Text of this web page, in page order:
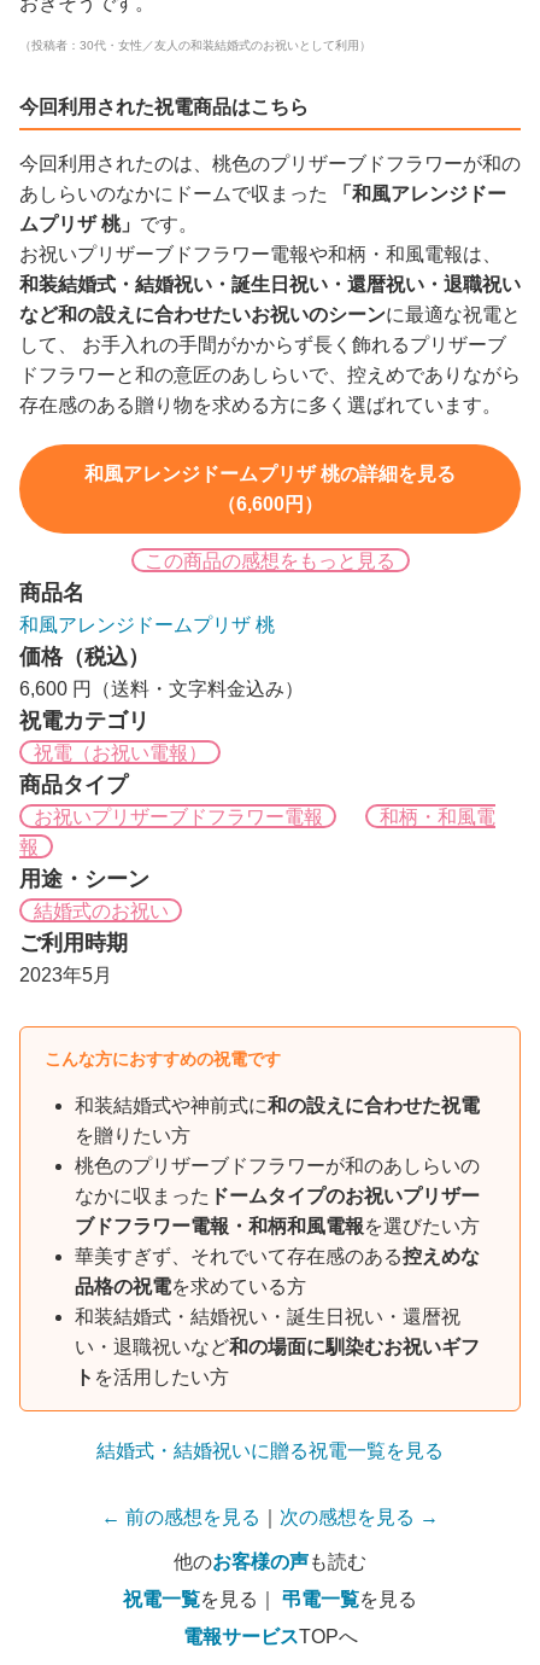
（投稿者：30代・女性／友人の和装結婚式のお祝いとして利用）
今回利用された祝電商品はこちら
今回利用されたのは、桃色のプリザーブドフラワーが和の
あしらいのなかにドームで収まった
「和風アレンジドー
ムプリザ 桃」 です。
お祝いプリザーブドフラワー電報や和柄・和風電報は、
和装結婚式・結婚祝い・誕生日祝い・還暦祝い・退職祝い
など和の設えに合わせたいお祝いのシーンに最適な祝電と
して、 お手入れの手間がかからず長く飾れるプリザーブ
ドフラワーと和の意匠のあしらいで、控えめでありながら
存在感のある贈り物を求める方に多く選ばれています。
和風アレンジドームプリザ 桃の詳細を見る
（6,600円）
この商品の感想をもっと見る
商品名
和風アレンジドームプリザ 桃
価格（税込）
6,600 円（送料・文字料金込み）
祝電カテゴリ
祝電（お祝い電報）
商品タイプ
お祝いプリザーブドフラワー電報
和柄・和風電
報
用途・シーン
結婚式のお祝い
ご利用時期
2023年5月
こんな方におすすめの祝電です
和装結婚式や神前式に和の設えに合わせた祝電
を贈りたい方
桃色のプリザーブドフラワーが和のあしらいの
なかに収まった ドームタイプのお祝いプリザー
ブドフラワー電報・和柄和風電報を選びたい方
華美すぎず、それでいて存在感のある控えめな
品格の祝電を求めている方
和装結婚式・結婚祝い・誕生日祝い・還暦祝
い・退職祝いなど和の場面に馴染むお祝いギフ
ト を活用したい方
結婚式・結婚祝いに贈る祝電一覧を見る
← 前の感想を見る 次の感想を見る →
他のお客様の声も読む
祝電一覧を見る｜ 弔電一覧を見る
電報サービスTOPへ